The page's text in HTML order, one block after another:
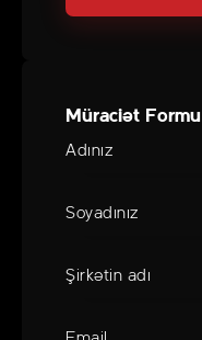
Müraciət Formu